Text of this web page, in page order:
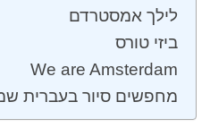
לילך אמסטרדם
ביזי טורס
We are Amsterdam
מחפשים סיור בעברית